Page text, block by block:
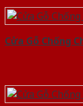
Cửa Gỗ Chống